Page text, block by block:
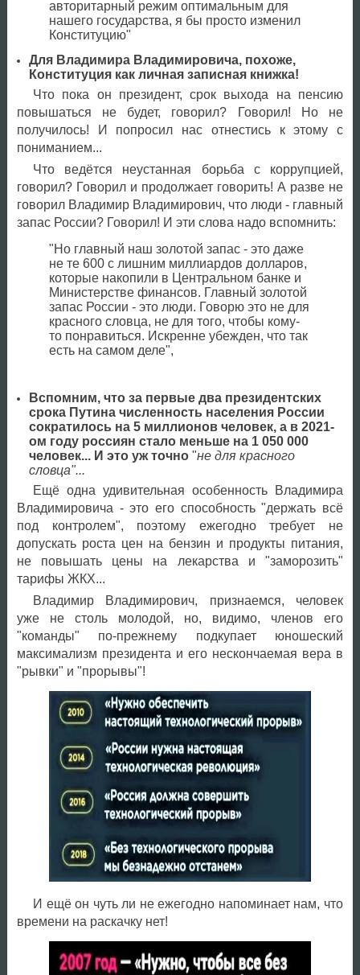
авторитарный режим оптимальным для
нашего государства, я бы просто изменил
Конституцию"
Для Владимира Владимировича, похоже,
Конституция как личная записная книжка!
Что пока он президент, срок выхода на пенсию
повышаться не будет, говорил? Говорил! Но не
получилось! И попросил нас отнестись к этому с
пониманием...
Что ведётся неустанная борьба с коррупцией,
говорил? Говорил и продолжает говорить! А разве не
говорил Владимир Владимирович, что люди - главный
запас России? Говорил! И эти слова надо вспомнить:
"Но главный наш золотой запас - это даже
не те 600 с лишним миллиардов долларов,
которые накопили в Центральном банке и
Министерстве финансов. Главный золотой
запас России - это люди. Говорю это не для
красного словца, не для того, чтобы кому-
то понравиться. Искренне убежден, что так
есть на самом деле",
Вспомним, что за первые два президентских
срока Путина численность населения России
сократилось на 5 миллионов человек, а в 2021-
ом году россиян стало меньше на 1 050 000
человек... И это уж точно"не для красного
словца"...
Ещё одна удивительная особенность Владимира
Владимировича - это его способность "держать всё
под контролем", поэтому ежегодно требует не
допускать роста цен на бензин и продукты питания,
не повышать цены на лекарства и "заморозить"
тарифы ЖКХ...
Владимир Владимирович, признаемся, человек
уже не столь молодой, но, видимо, членов его
"команды" по-прежнему подкупает юношеский
максимализм президента и его нескончаемая вера в
"рывки" и "прорывы"!
И ещё он чуть ли не ежегодно напоминает нам, что
времени на раскачку нет!